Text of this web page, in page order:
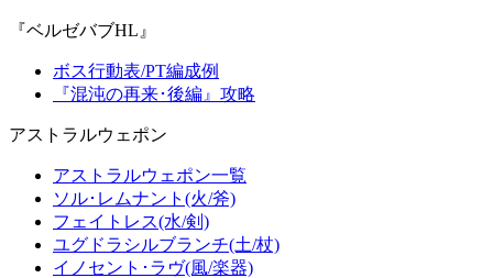
『ベルゼバブHL』
ボス行動表/PT編成例
『混沌の再来･後編』攻略
アストラルウェポン
アストラルウェポン一覧
ソル･レムナント(火/斧)
フェイトレス(水/剣)
ユグドラシルブランチ(土/杖)
イノセント･ラヴ(風/楽器)